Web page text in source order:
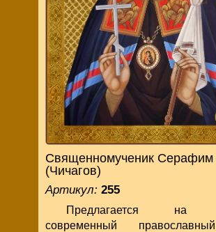
Священномученик Серафим
(Чичагов)
Артикул: 255
Предлагается на
современный